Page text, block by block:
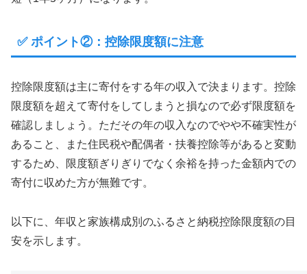
✅ ポイント②：控除限度額に注意
控除限度額は主に寄付をする年の収入で決まります。控除
限度額を超えて寄付をしてしまうと損なので必ず限度額を
確認しましょう。ただその年の収入なのでやや不確実性が
あること、また住民税や配偶者・扶養控除等があると変動
するため、限度額ぎりぎりでなく余裕を持った金額内での
寄付に収めた方が無難です。
以下に、年収と家族構成別のふるさと納税控除限度額の目
安を示します。